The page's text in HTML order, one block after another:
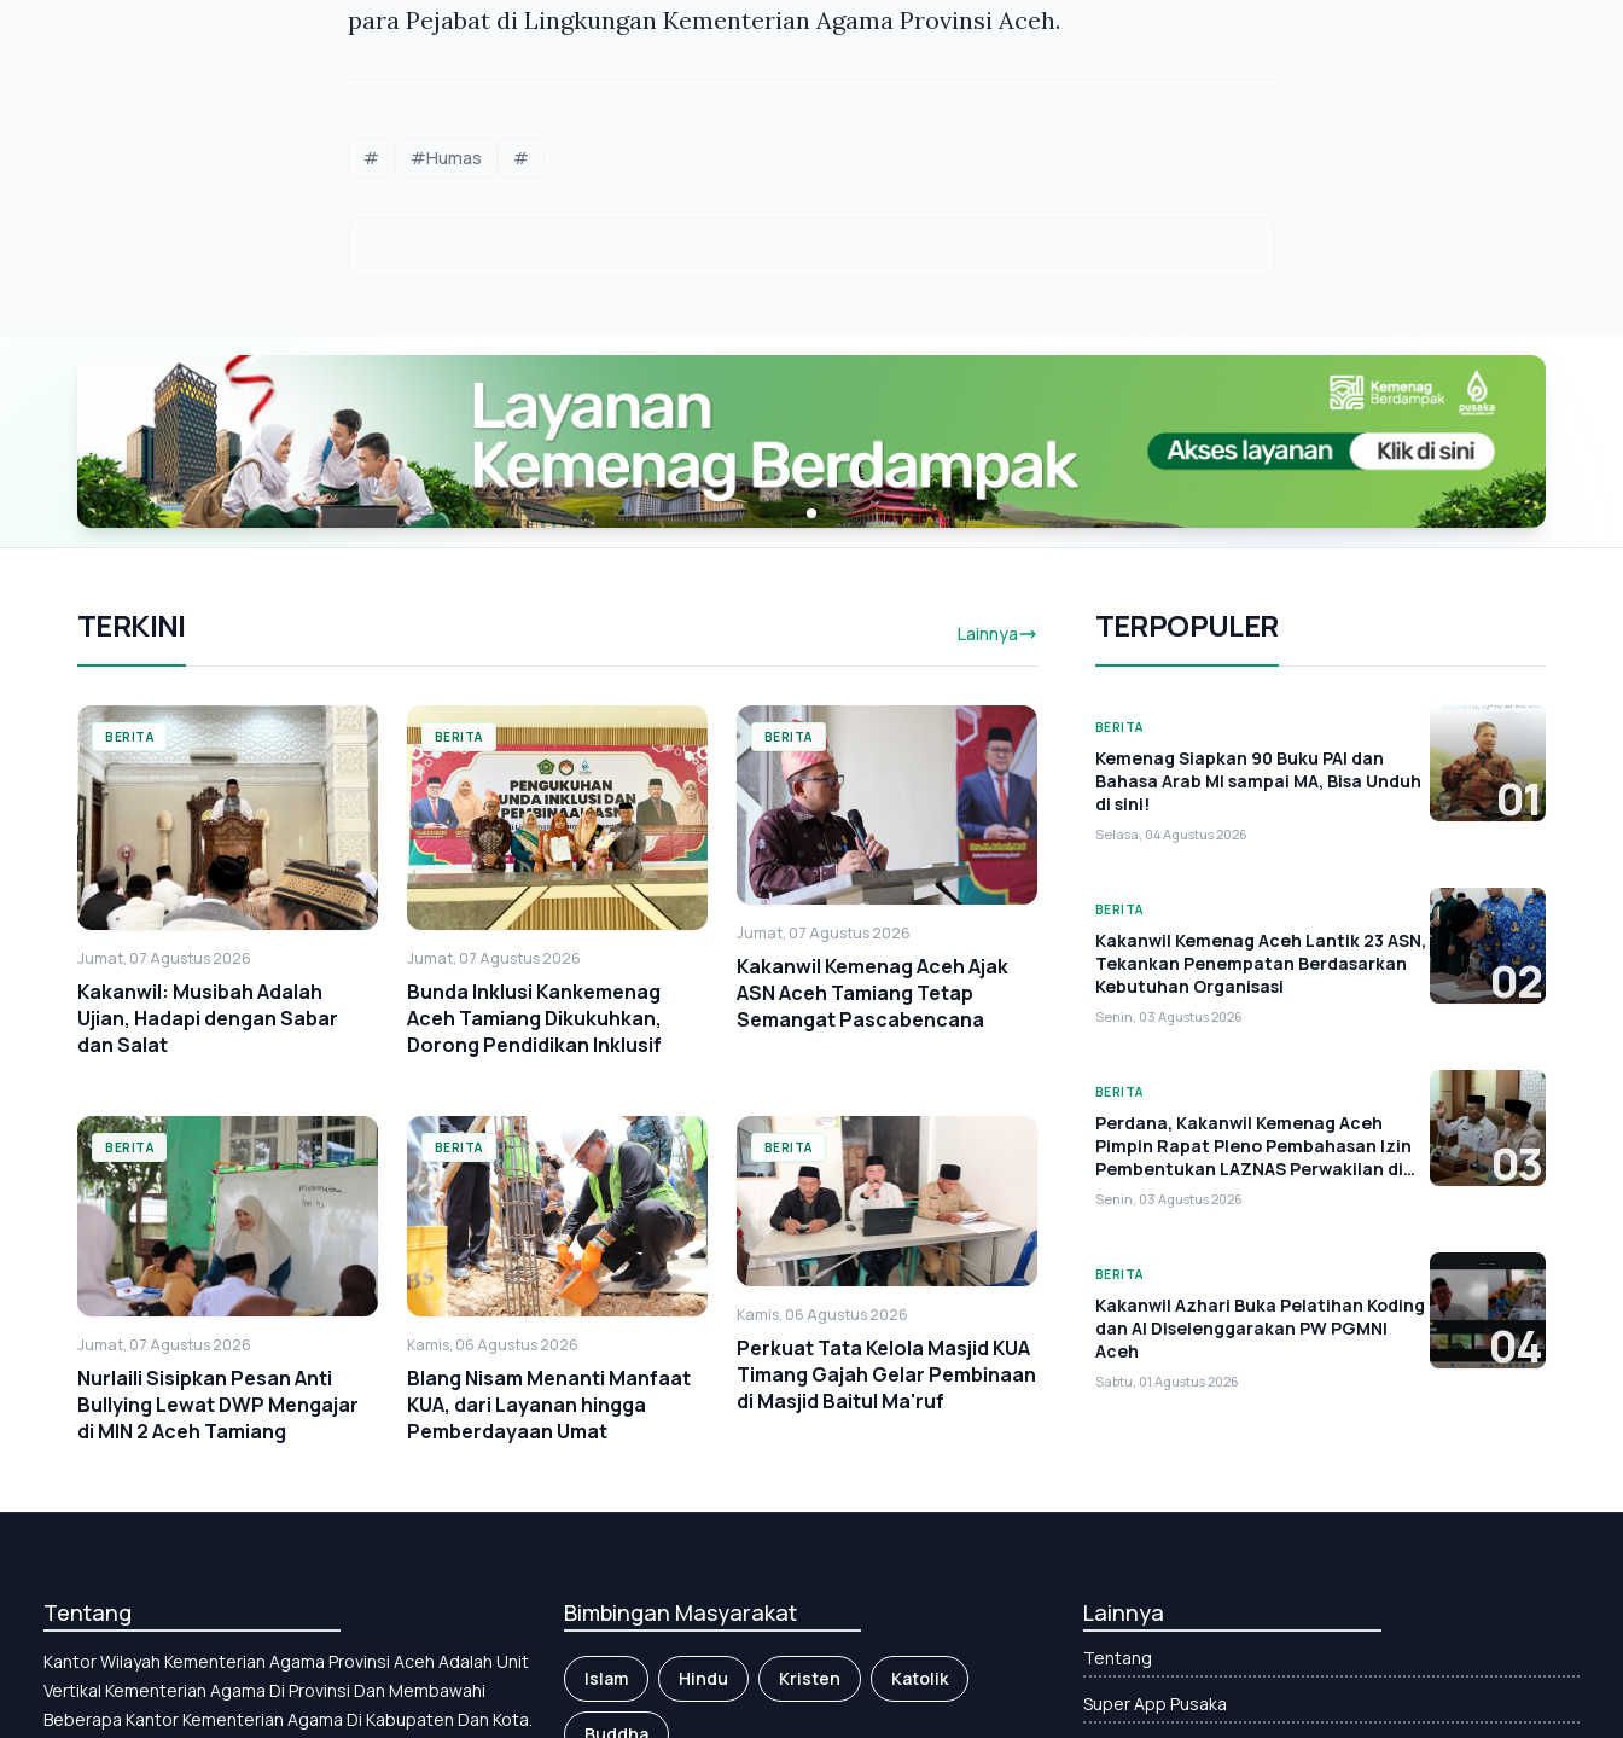
para Pejabat di Lingkungan Kementerian Agama Provinsi Aceh.
# #Humas #
TERKINI Lainnya
BERITA
Jumat, 07 Agustus 2026
Kakanwil: Musibah Adalah
Ujian, Hadapi dengan Sabar
dan Salat
BERITA
Jumat, 07 Agustus 2026
Bunda Inklusi Kankemenag
Aceh Tamiang Dikukuhkan,
Dorong Pendidikan Inklusif
BERITA
Jumat, 07 Agustus 2026
Kakanwil Kemenag Aceh Ajak
ASN Aceh Tamiang Tetap
Semangat Pascabencana
BERITA
Jumat, 07 Agustus 2026
Nurlaili Sisipkan Pesan Anti
Bullying Lewat DWP Mengajar
di MIN 2 Aceh Tamiang
BERITA
Kamis, 06 Agustus 2026
Blang Nisam Menanti Manfaat
KUA, dari Layanan hingga
Pemberdayaan Umat
BERITA
Kamis, 06 Agustus 2026
Perkuat Tata Kelola Masjid KUA
Timang Gajah Gelar Pembinaan
di Masjid Baitul Ma'ruf
TERPOPULER
BERITA
Kemenag Siapkan 90 Buku PAI dan
Bahasa Arab MI sampai MA, Bisa Unduh
di sini!
Selasa, 04 Agustus 2026
01
BERITA
Kakanwil Kemenag Aceh Lantik 23 ASN,
Tekankan Penempatan Berdasarkan
Kebutuhan Organisasi
Senin, 03 Agustus 2026
02
BERITA
Perdana, Kakanwil Kemenag Aceh
Pimpin Rapat Pleno Pembahasan Izin
Pembentukan LAZNAS Perwakilan di
Aceh
Senin, 03 Agustus 2026
03
BERITA
Kakanwil Azhari Buka Pelatihan Koding
dan AI Diselenggarakan PW PGMNI
Aceh
Sabtu, 01 Agustus 2026
04
Tentang
Kantor Wilayah Kementerian Agama Provinsi Aceh Adalah Unit
Vertikal Kementerian Agama Di Provinsi Dan Membawahi
Beberapa Kantor Kementerian Agama Di Kabupaten Dan Kota.
Bimbingan Masyarakat
Islam Hindu Kristen Katolik
Lainnya
Tentang
Super App Pusaka